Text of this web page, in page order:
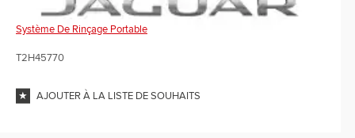
Système De Rinçage Portable
T2H45770
AJOUTER À LA LISTE DE SOUHAITS